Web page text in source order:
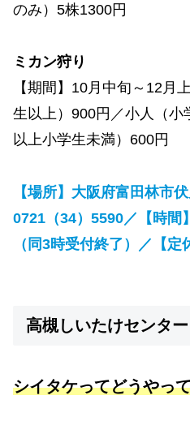
のみ）5株1300円
ミカン狩り
【期間】10月中旬～12月
生以上）900円／小人（
以上小学生未満）600円
【場所】大阪府富田林市
0721（34）5590／【時間
（同3時受付終了）／【
高槻しいたけセンタ
シイタケってどうやっ